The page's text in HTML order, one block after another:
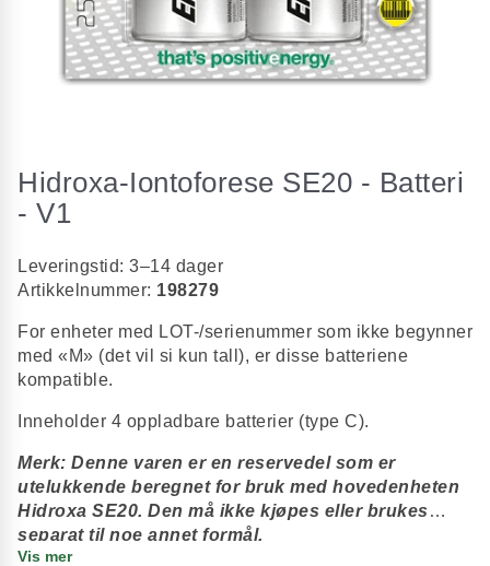
begynnelsen
Hidroxa-Iontoforese SE20 - Batteri
- V1
Leveringstid: 3–14 dager
Artikkelnummer: 198279
For enheter med LOT-/serienummer som ikke begynner
med «M» (det vil si kun tall), er disse batteriene
kompatible.
Inneholder 4 oppladbare batterier (type C).
Merk: Denne varen er en reservedel som er
utelukkende beregnet for bruk med hovedenheten
Hidroxa SE20. Den må ikke kjøpes eller brukes
separat til noe annet formål.
Vis mer